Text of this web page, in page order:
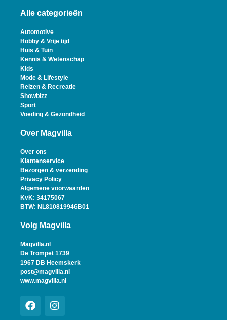
Alle categorieën
Automotive
Hobby & Vrije tijd
Huis & Tuin
Kennis & Wetenschap
Kids
Mode & Lifestyle
Reizen & Recreatie
Showbizz
Sport
Voeding & Gezondheid
Over Magvilla
Over ons
Klantenservice
Bezorgen & verzending
Privacy Policy
Algemene voorwaarden
KvK: 34175067
BTW: NL810819946B01
Volg Magvilla
Magvilla.nl
De Trompet 1739
1967 DB Heemskerk
post@magvilla.nl
www.magvilla.nl